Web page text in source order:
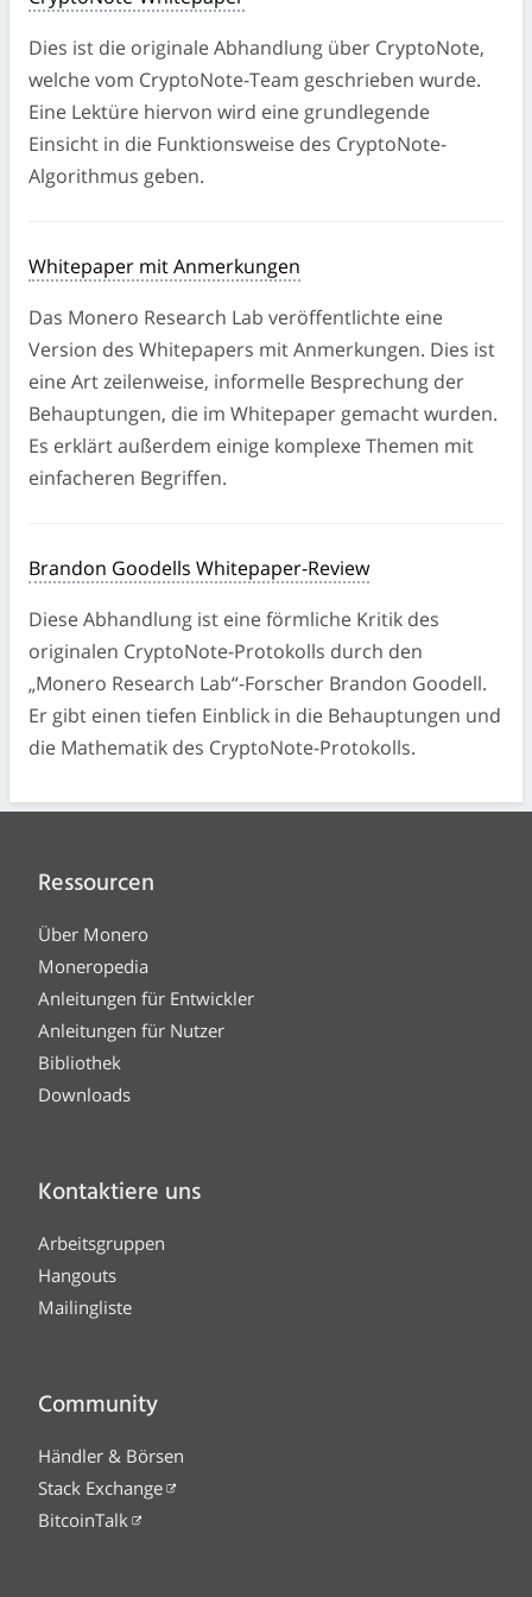
Angriff die Widerstandsfähigkeit, die CryptoNote gegen
Blockchainanalysen aufweist, schwächen. Diese
Abhandlung wurde nicht peer-reviewed und spiegelt
nur die Ergebnisse interner Untersuchungen wider.
Dies ist die originale Abhandlung über CryptoNote,
welche vom CryptoNote-Team geschrieben wurde.
Eine Lektüre hiervon wird eine grundlegende
Einsicht in die Funktionsweise des CryptoNote-
Algorithmus geben.
Whitepaper mit Anmerkungen
Das Monero Research Lab veröffentlichte eine
Version des Whitepapers mit Anmerkungen. Dies ist
eine Art zeilenweise, informelle Besprechung der
Behauptungen, die im Whitepaper gemacht wurden.
Es erklärt außerdem einige komplexe Themen mit
einfacheren Begriffen.
Brandon Goodells Whitepaper-Review
Diese Abhandlung ist eine förmliche Kritik des
originalen CryptoNote-Protokolls durch den
„Monero Research Lab“-Forscher Brandon Goodell.
Er gibt einen tiefen Einblick in die Behauptungen und
die Mathematik des CryptoNote-Protokolls.
Ressourcen
Über Monero
Moneropedia
Anleitungen für Entwickler
Anleitungen für Nutzer
Bibliothek
Downloads
Kontaktiere uns
Arbeitsgruppen
Hangouts
Mailingliste
Community
Händler & Börsen
Stack Exchange
BitcoinTalk